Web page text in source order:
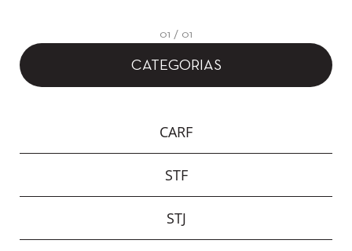
01 / 01
CATEGORIAS
CARF
STF
STJ